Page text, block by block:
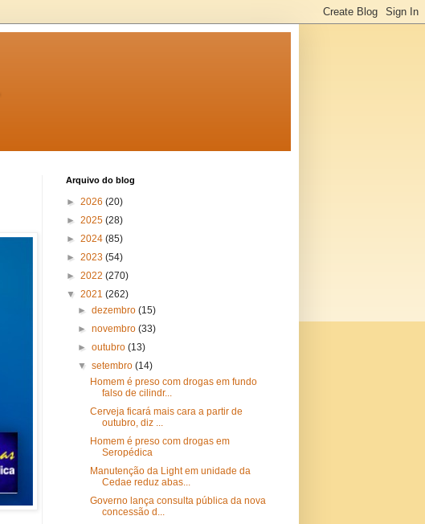
Arquivo do blog
► 2026 (20)
► 2025 (28)
► 2024 (85)
► 2023 (54)
► 2022 (270)
▼ 2021 (262)
►dezembro(15)
►novembro(33)
►outubro(13)
▼setembro(14)
Homem é preso com drogas em fundo
falso de cilindr...
Cerveja ficará mais cara a partir de
outubro, diz ...
Homem é preso com drogas em
Seropédica
Manutenção da Light em unidade da
Cedae reduz abas...
Governo lança consulta pública da nova
concessão d...